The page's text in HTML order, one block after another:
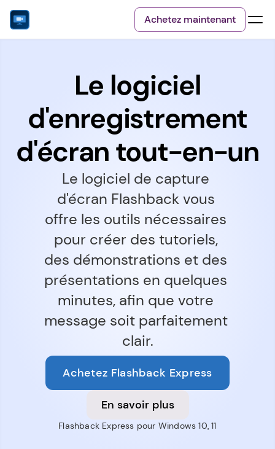
Achetez maintenant
Le logiciel
d'enregistrement
d'écran tout-en-un
Le logiciel de capture
d'écran Flashback vous
offre les outils nécessaires
pour créer des tutoriels,
des démonstrations et des
présentations en quelques
minutes, afin que votre
message soit parfaitement
clair.
Achetez Flashback Express
En savoir plus
Flashback Express pour Windows 10, 11